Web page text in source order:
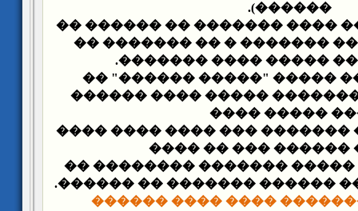
������).
- �� ��� 1902� ����� ���� ������� ��
����� ������ �� �������
���� ������ �����
- �� ��� 1903� ��� ����� "�����
������ ����� �������
��� �����
- �� ��� 1903� ���� ������� ��� ����
������ ������ ���
- �� ��� 1904� ��� ����� �������
���� ������ ���� ������
������� ���� ����